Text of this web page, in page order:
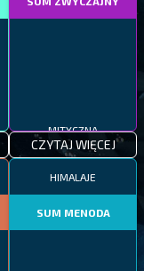
MITYCZNA
CZYTAJ WIĘCEJ
HIMALAJE
SUM MENODA